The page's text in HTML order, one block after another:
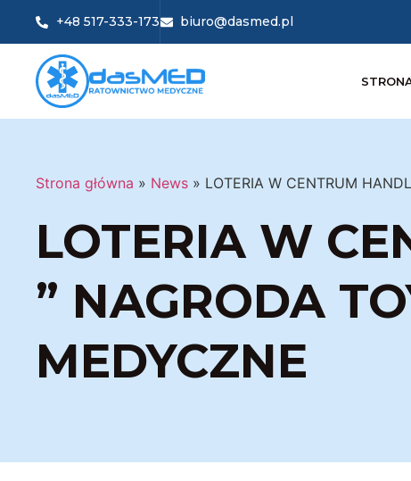
+48 517-333-173 biuro@dasmed.pl
Strona główna » News » LOTERIA W CENTRUM
LOTERIA W
” NAGRODA
MEDYCZNE